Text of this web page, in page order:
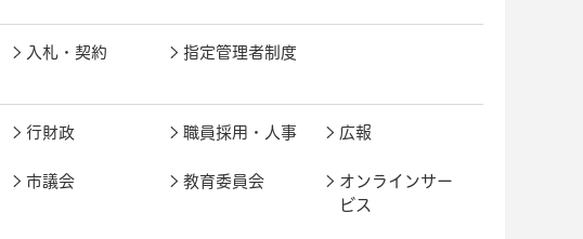
入札・契約 指定管理者制度
行財政 職員採用・人事 広報
市議会 教育委員会
オンラインサー
ビス